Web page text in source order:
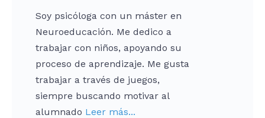
Soy psicóloga con un máster en
Neuroeducación. Me dedico a
trabajar con niños, apoyando su
proceso de aprendizaje. Me gusta
trabajar a través de juegos,
siempre buscando motivar al
alumnado Leer más...